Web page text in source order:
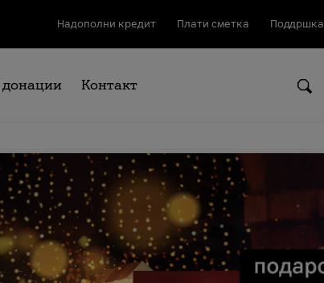
Надополни кредит Плати сметка Поддршка
донации Контакт